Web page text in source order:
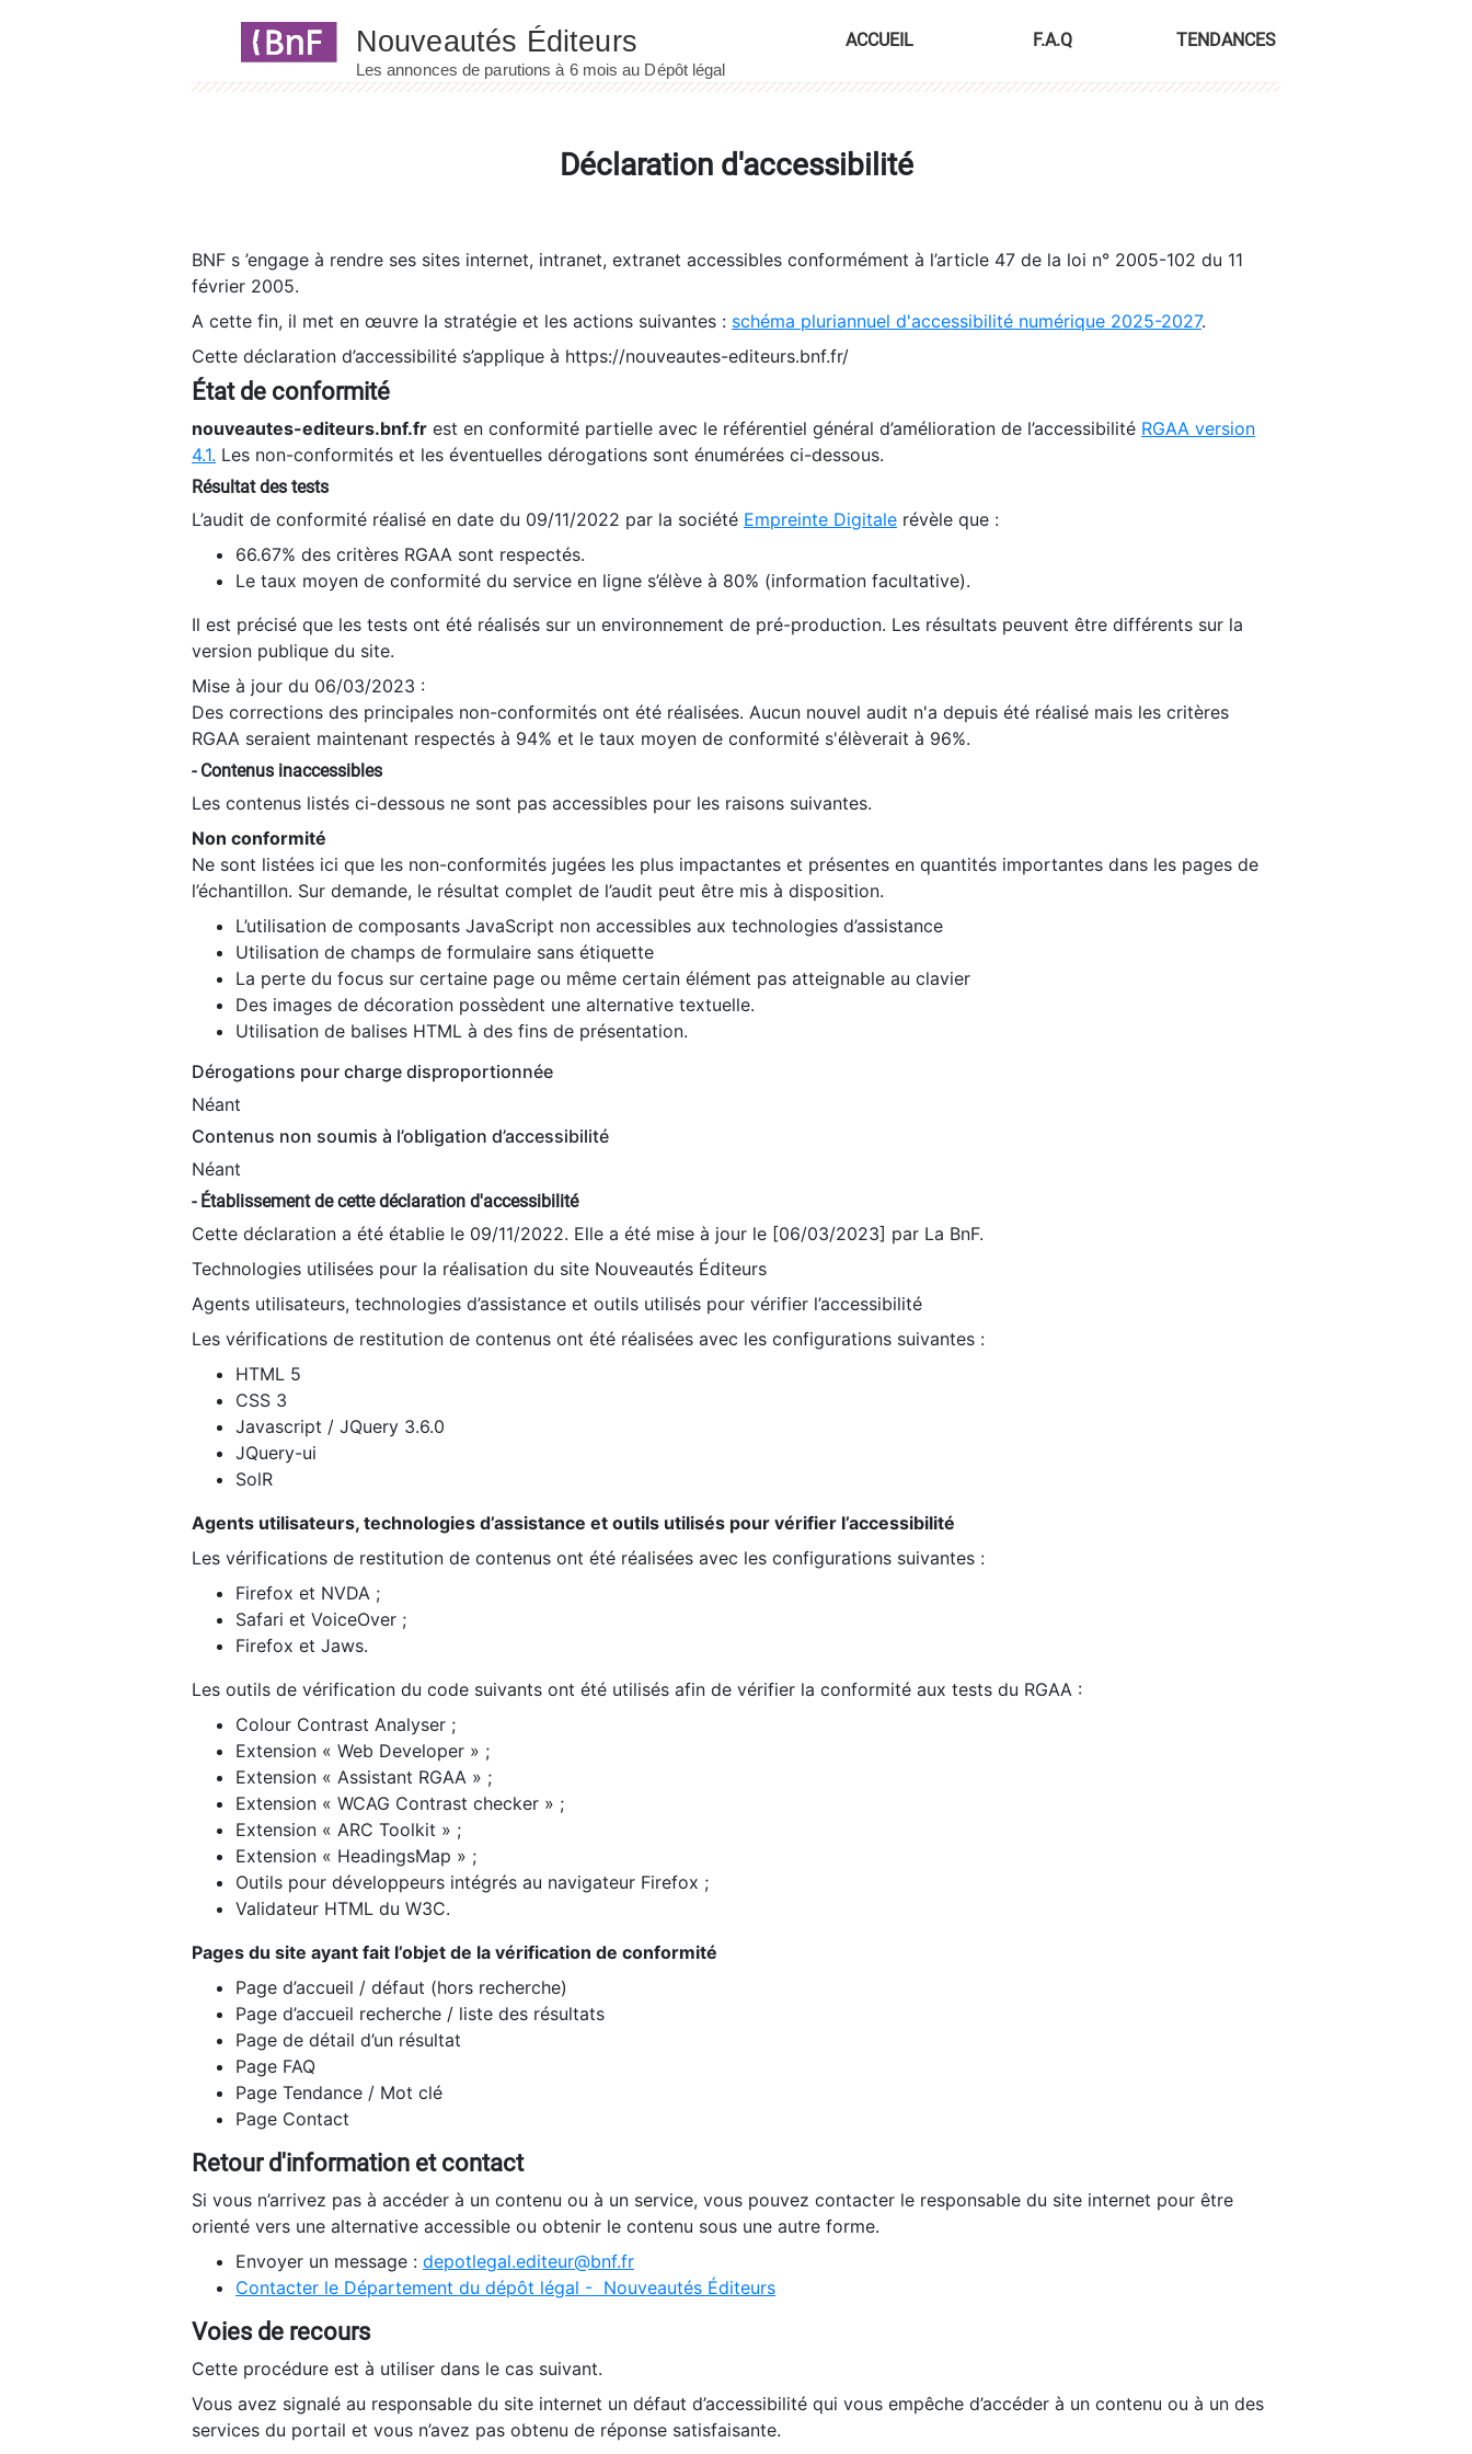
ACCUEIL F.A.Q TENDANCES
Déclaration d'accessibilité
BNF s ’engage à rendre ses sites internet, intranet, extranet accessibles conformément à l’article 47 de la loi n° 2005-102 du 11
février 2005.
A cette fin, il met en œuvre la stratégie et les actions suivantes : schéma pluriannuel d'accessibilité numérique 2025-2027.
Cette déclaration d’accessibilité s’applique à https://nouveautes-editeurs.bnf.fr/
État de conformité
nouveautes-editeurs.bnf.fr est en conformité partielle avec le référentiel général d’amélioration de l’accessibilité RGAA version
4.1. Les non-conformités et les éventuelles dérogations sont énumérées ci-dessous.
Résultat des tests
L’audit de conformité réalisé en date du 09/11/2022 par la société Empreinte Digitale révèle que :
66.67% des critères RGAA sont respectés.
Le taux moyen de conformité du service en ligne s’élève à 80% (information facultative).
Il est précisé que les tests ont été réalisés sur un environnement de pré-production. Les résultats peuvent être différents sur la
version publique du site.
Mise à jour du 06/03/2023 :
Des corrections des principales non-conformités ont été réalisées. Aucun nouvel audit n'a depuis été réalisé mais les critères
RGAA seraient maintenant respectés à 94% et le taux moyen de conformité s'élèverait à 96%.
- Contenus inaccessibles
Les contenus listés ci-dessous ne sont pas accessibles pour les raisons suivantes.
Non conformité
Ne sont listées ici que les non-conformités jugées les plus impactantes et présentes en quantités importantes dans les pages de
l’échantillon. Sur demande, le résultat complet de l’audit peut être mis à disposition.
L’utilisation de composants JavaScript non accessibles aux technologies d’assistance
Utilisation de champs de formulaire sans étiquette
La perte du focus sur certaine page ou même certain élément pas atteignable au clavier
Des images de décoration possèdent une alternative textuelle.
Utilisation de balises HTML à des fins de présentation.
Dérogations pour charge disproportionnée
Néant
Contenus non soumis à l’obligation d’accessibilité
Néant
- Établissement de cette déclaration d'accessibilité
Cette déclaration a été établie le 09/11/2022. Elle a été mise à jour le [06/03/2023] par La BnF.
Technologies utilisées pour la réalisation du site Nouveautés Éditeurs
Agents utilisateurs, technologies d’assistance et outils utilisés pour vérifier l’accessibilité
Les vérifications de restitution de contenus ont été réalisées avec les configurations suivantes :
HTML 5
CSS 3
Javascript / JQuery 3.6.0
JQuery-ui
SolR
Agents utilisateurs, technologies d’assistance et outils utilisés pour vérifier l’accessibilité
Les vérifications de restitution de contenus ont été réalisées avec les configurations suivantes :
Firefox et NVDA ;
Safari et VoiceOver ;
Firefox et Jaws.
Les outils de vérification du code suivants ont été utilisés afin de vérifier la conformité aux tests du RGAA :
Colour Contrast Analyser ;
Extension « Web Developer » ;
Extension « Assistant RGAA » ;
Extension « WCAG Contrast checker » ;
Extension « ARC Toolkit » ;
Extension « HeadingsMap » ;
Outils pour développeurs intégrés au navigateur Firefox ;
Validateur HTML du W3C.
Pages du site ayant fait l’objet de la vérification de conformité
Page d’accueil / défaut (hors recherche)
Page d’accueil recherche / liste des résultats
Page de détail d’un résultat
Page FAQ
Page Tendance / Mot clé
Page Contact
Retour d'information et contact
Si vous n’arrivez pas à accéder à un contenu ou à un service, vous pouvez contacter le responsable du site internet pour être
orienté vers une alternative accessible ou obtenir le contenu sous une autre forme.
Envoyer un message : depotlegal.editeur@bnf.fr
Contacter le Département du dépôt légal - Nouveautés Éditeurs
Voies de recours
Cette procédure est à utiliser dans le cas suivant.
Vous avez signalé au responsable du site internet un défaut d’accessibilité qui vous empêche d’accéder à un contenu ou à un des
services du portail et vous n’avez pas obtenu de réponse satisfaisante.